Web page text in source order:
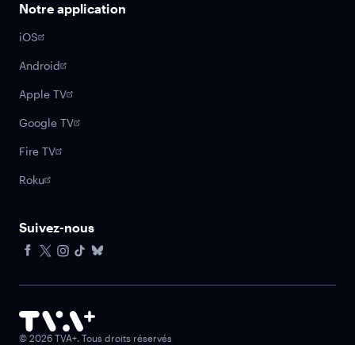
Notre application
iOS
Android
Apple TV
Google TV
Fire TV
Roku
Suivez-nous
© 2026 TVA+. Tous droits réservés